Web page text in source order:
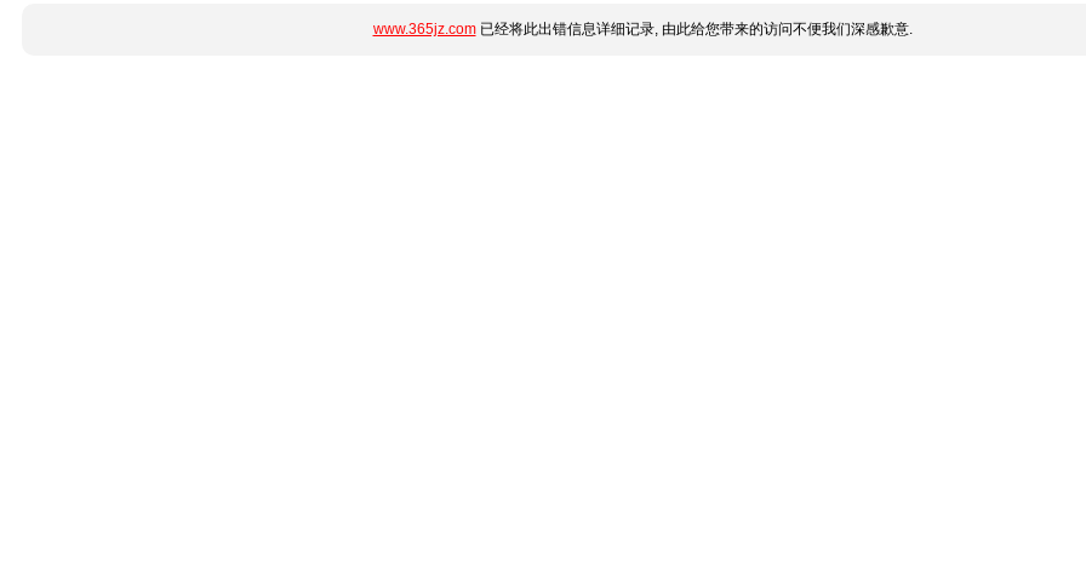
www.365jz.com已经将此出错信息详细记录, 由此给您带来的访问不便我们深感歉意.